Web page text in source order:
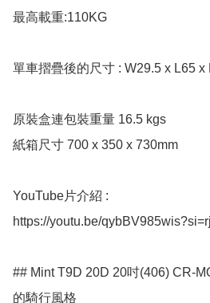
最高載重:110KG
單車摺疊後的尺寸 : W29.5 x L65 x
原裝盒連包裝重量 16.5 kgs
紙箱尺寸 700 x 350 x 730mm
YouTube片介紹 :
https://youtu.be/
## Mint T9D 20D 20吋(406) CR-
的騎行風格